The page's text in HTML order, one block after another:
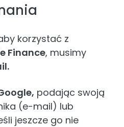
korzystać z
Finance, musimy
podając swoją
(e-mail) lub
jeszcze go nie